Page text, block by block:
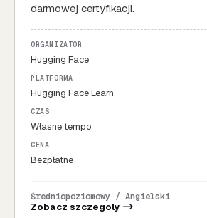
darmowej certyfikacji.
ORGANIZATOR
Hugging Face
PLATFORMA
Hugging Face Learn
CZAS
Własne tempo
CENA
Bezpłatne
Średniopoziomowy / Angielski
Zobacz szczegoly ->